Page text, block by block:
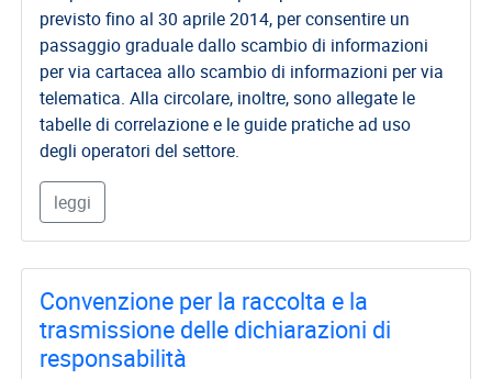
previsto fino al 30 aprile 2014, per consentire un
passaggio graduale dallo scambio di informazioni
per via cartacea allo scambio di informazioni per via
telematica. Alla circolare, inoltre, sono allegate le
tabelle di correlazione e le guide pratiche ad uso
degli operatori del settore.
leggi
Convenzione per la raccolta e la
trasmissione delle dichiarazioni di
responsabilità